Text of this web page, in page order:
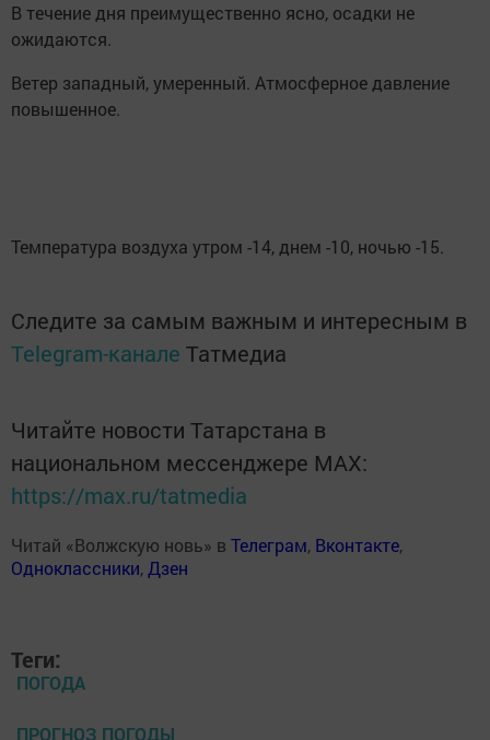
В течение дня преимущественно ясно, осадки не
ожидаются.
Ветер западный, умеренный. Атмосферное давление
повышенное.
Температура воздуха утром -14, днем -10, ночью -15.
Следите за самым важным и интересным в
Telegram-канале Татмедиа
Читайте новости Татарстана в
национальном мессенджере MАХ:
https://max.ru/tatmedia
Читай «Волжскую новь» в Телеграм, Вконтакте,
Одноклассники, Дзен
Теги:
ПОГОДА
ПРОГНОЗ ПОГОДЫ